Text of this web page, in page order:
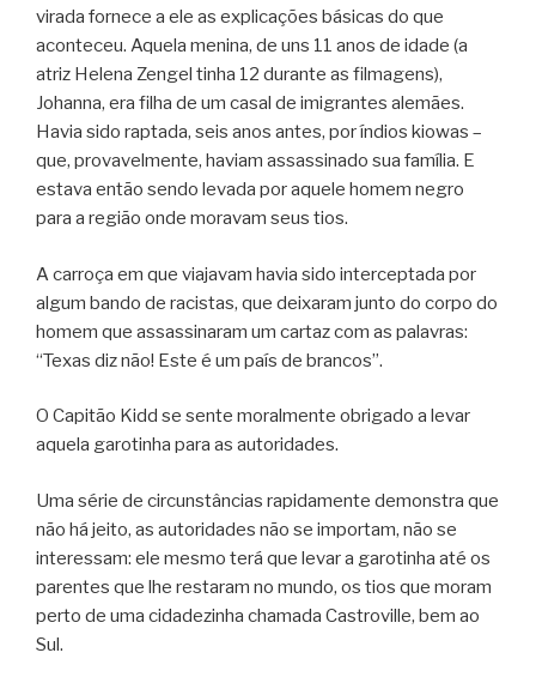
virada fornece a ele as explicações básicas do que
aconteceu. Aquela menina, de uns 11 anos de idade (a
atriz Helena Zengel tinha 12 durante as filmagens),
Johanna, era filha de um casal de imigrantes alemães.
Havia sido raptada, seis anos antes, por índios kiowas –
que, provavelmente, haviam assassinado sua família. E
estava então sendo levada por aquele homem negro
para a região onde moravam seus tios.
A carroça em que viajavam havia sido interceptada por
algum bando de racistas, que deixaram junto do corpo do
homem que assassinaram um cartaz com as palavras:
“Texas diz não! Este é um país de brancos”.
O Capitão Kidd se sente moralmente obrigado a levar
aquela garotinha para as autoridades.
Uma série de circunstâncias rapidamente demonstra que
não há jeito, as autoridades não se importam, não se
interessam: ele mesmo terá que levar a garotinha até os
parentes que lhe restaram no mundo, os tios que moram
perto de uma cidadezinha chamada Castroville, bem ao
Sul.